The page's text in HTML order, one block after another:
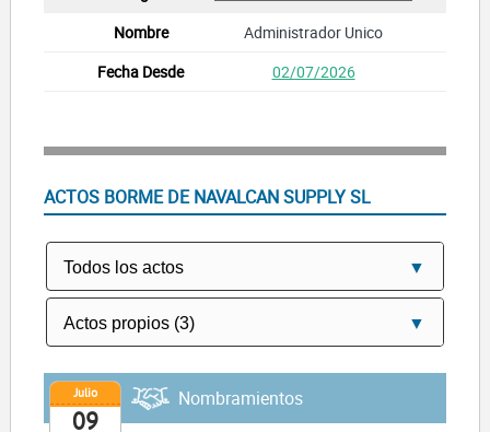
Administrador Unico
02/07/2026
ACTOS BORME DE NAVALCAN SUPPLY SL
Julio
09
Nombramientos